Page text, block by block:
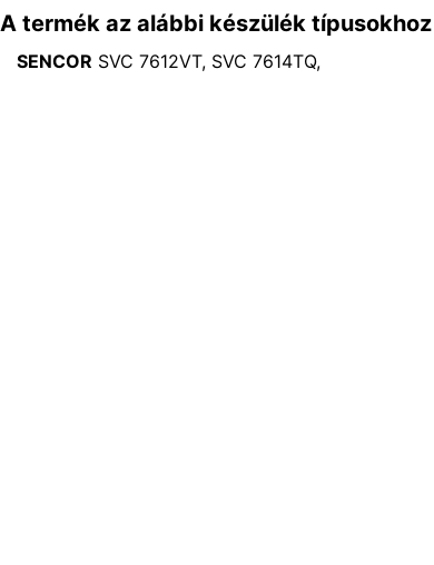
A termék az alábbi készülék
SENCOR SVC 7612VT, SVC 7614TQ,